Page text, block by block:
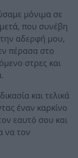
μόνιμα σε
που συνέβη
την αδερφή μου,
πέρασα στο
στρες και
και τελικά
έναν καρκίνο
εαυτό σου και
να τον